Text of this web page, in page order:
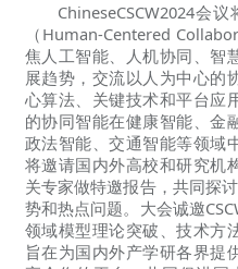
ChineseCSCW2024会
（Human-Centered
焦人工智能、人机协同、智
展趋势，交流以人为中心的
心算法、关键技术和平台应
的协同智能在健康智能、金
政法智能、交通智能等领域
将邀请国内外高校和研究机
关专家做特邀报告，共同探
势和热点问题。大会诚邀
领域模型理论突破、技术方
旨在为国内外产学研各界提